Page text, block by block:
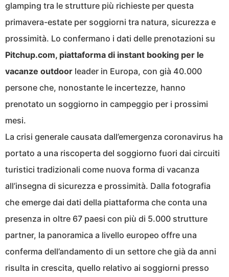
glamping tra le strutture più richieste per questa
primavera-estate per soggiorni tra natura, sicurezza e
prossimità. Lo confermano i dati delle prenotazioni su
Pitchup.com, piattaforma di instant booking per le
vacanze outdoor leader in Europa, con già 40.000
persone che, nonostante le incertezze, hanno
prenotato un soggiorno in campeggio per i prossimi
mesi.
La crisi generale causata dall’emergenza coronavirus ha
portato a una riscoperta del soggiorno fuori dai circuiti
turistici tradizionali come nuova forma di vacanza
all’insegna di sicurezza e prossimità. Dalla fotografia
che emerge dai dati della piattaforma che conta una
presenza in oltre 67 paesi con più di 5.000 strutture
partner, la panoramica a livello europeo offre una
conferma dell’andamento di un settore che già da anni
risulta in crescita, quello relativo ai soggiorni presso